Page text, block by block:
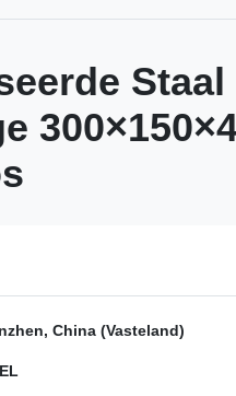
Staal
China (Vasteland)